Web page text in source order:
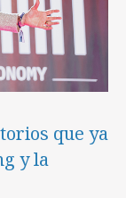
que ya
y la